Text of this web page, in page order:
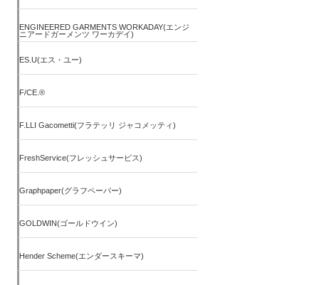
ENGINEERED GARMENTS WORKADAY(エンジ
ニアードガーメンツ ワーカデイ)
ES.U(エス・ユー)
F/CE.®
F.LLI Gacometti(フラテッリ ジャコメッティ)
FreshService(フレッシュサービス)
Graphpaper(グラフペーパー)
GOLDWIN(ゴールドウイン)
Hender Scheme(エンダースキーマ)